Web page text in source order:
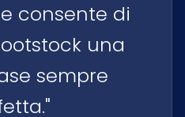
consente di
una
sempre